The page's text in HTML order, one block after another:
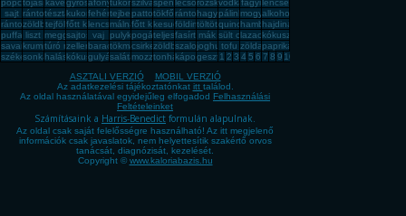
popcorntojásrántotta
kávégyrosáfonyatükörtojás
szilvaspenótlecsórozskenyér
vodkafagyi lencse
sajt rántott csirkemell
tésztakukoricafehér kenyér
tejbegrízpattogatott kukorica
tökfőzelék
rántottahagymapálinkamogyoróalkohol
rántott sajt
zöldbabtejfölfőtt kukorica
lencsefőzelék
málnafőtt krumpli
kesudióföldimogyoró
töltött káposzta
quinoahamburger
hajdina
puffasztott rizs
liszt meggysajtos pogácsa
vaj pulykamell
pogácsateljes kiőrlésû kenyér
fasírt mák sült csirkecomb
lazackókuszzsír
savanyú káposzta
krumplipüré
túró rudizellerbaracktökmagcsirkemell sonka
zöldbabfőzelék
szalonnajoghurttofu zöldalmapaprikás krumpli
székelykáposzta
sonkahalászlékókuszreszelék
gulyásleves
salátamozzarella
tonhalkáposztagesztenye
1 2 3 4 5 6 7 8 9 10
ASZTALI VERZIÓ
MOBIL VERZIÓ
Az adatkezelési tájékoztatónkat itt találod.
Az oldal használatával egyidejűleg elfogadod Felhasználási
Feltételeinket
Számításaink a Harris-Benedict formulán alapulnak.
Az oldal csak saját felelősségre használható! Az itt megjelenő
információk csak javaslatok, nem helyettesítik szakértő orvos
tanácsát, diagnózisát, kezelését.
Copyright © www.kaloriabazis.hu